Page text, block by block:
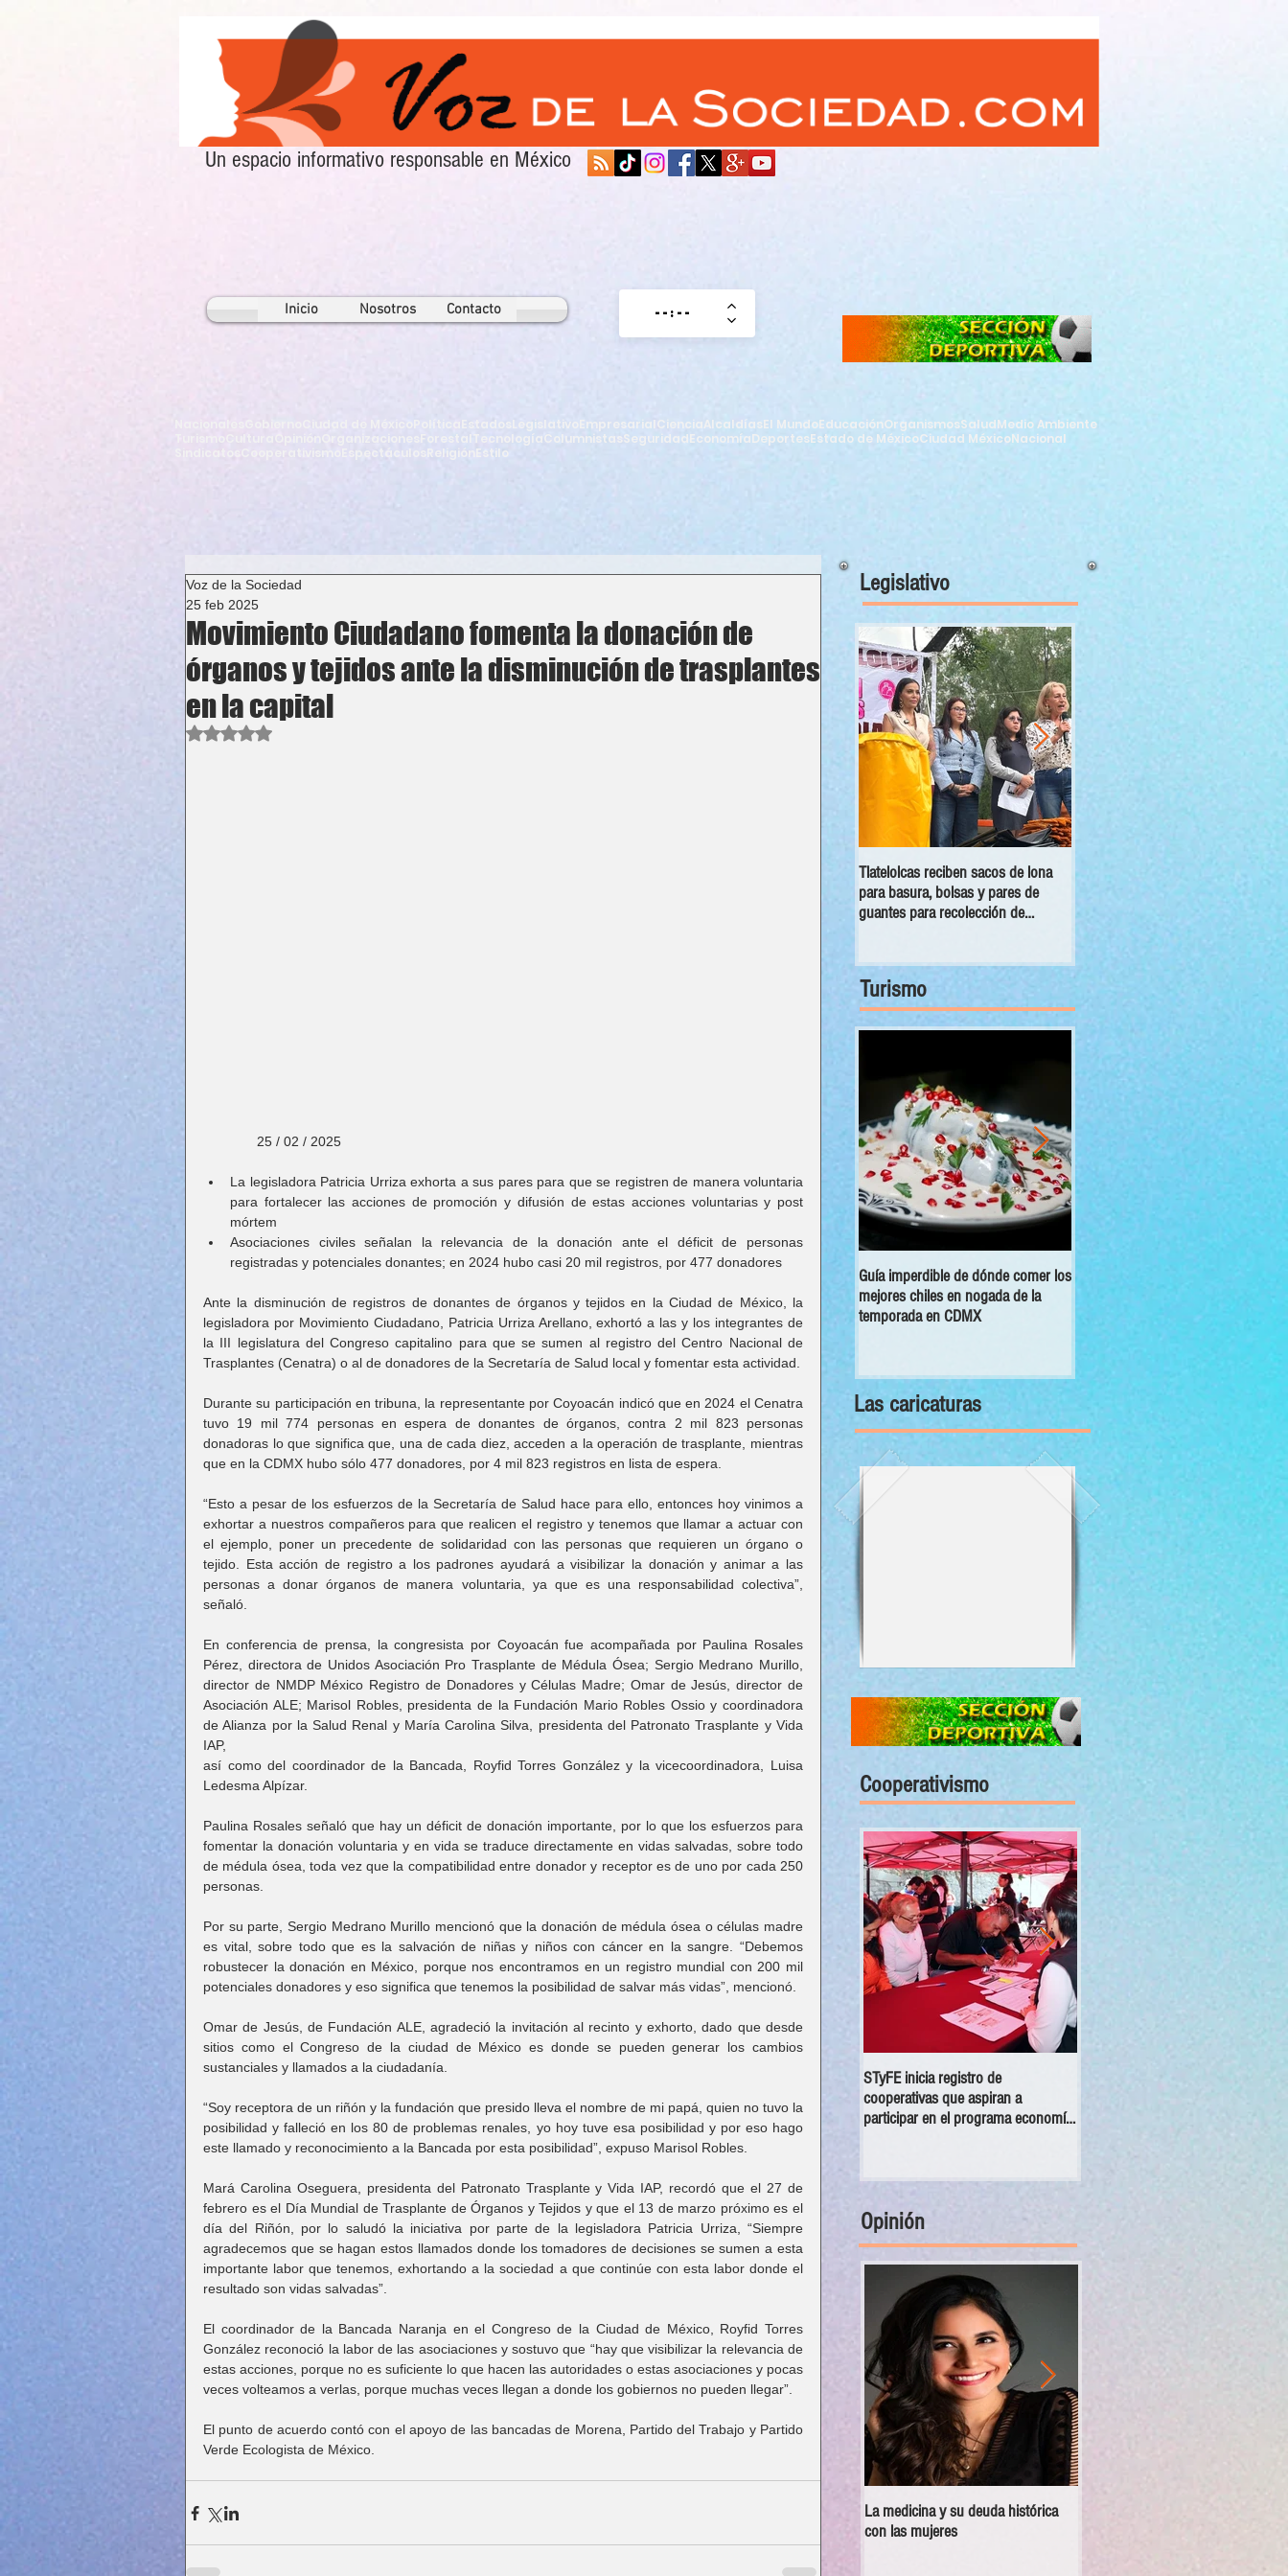
Un espacio informativo responsable en México
Inicio Nosotros Contacto
Política Estados Legislativo EmpresarialCienciaAlcaldíasEl MundoEducaciónOrganismosSaludMedio Ambiente
Forestal TecnologíaColumnistasSeguridadEconomíaDeportesEstado de MéxicoCiudad MéxicoNacional
Espectáculos Religión Estilo
Movimiento Ciudadano fomenta la donación de
órganos y tejidos ante la disminución de trasplantes
en la capital
Voz de la Sociedad
25 feb 2025
Obtuvo NaN de 5 estrellas.
              25 / 02 / 2025
La legisladora Patricia Urriza exhorta a sus pares para que se registren de manera voluntaria
para fortalecer las acciones de promoción y difusión de estas acciones voluntarias y post
mórtem
Asociaciones civiles señalan la relevancia de la donación ante el déficit de personas
registradas y potenciales donantes; en 2024 hubo casi 20 mil registros, por 477 donadores
Ante la disminución de registros de donantes de órganos y tejidos en la Ciudad de México, la
legisladora por Movimiento Ciudadano, Patricia Urriza Arellano, exhortó a las y los integrantes de
la III legislatura del Congreso capitalino para que se sumen al registro del Centro Nacional de
Trasplantes (Cenatra) o al de donadores de la Secretaría de Salud local y fomentar esta actividad.
Durante su participación en tribuna, la representante por Coyoacán indicó que en 2024 el Cenatra
tuvo 19 mil 774 personas en espera de donantes de órganos, contra 2 mil 823 personas
donadoras lo que significa que, una de cada diez, acceden a la operación de trasplante, mientras
que en la CDMX hubo sólo 477 donadores, por 4 mil 823 registros en lista de espera.
“Esto a pesar de los esfuerzos de la Secretaría de Salud hace para ello, entonces hoy vinimos a
exhortar a nuestros compañeros para que realicen el registro y tenemos que llamar a actuar con
el ejemplo, poner un precedente de solidaridad con las personas que requieren un órgano o
tejido. Esta acción de registro a los padrones ayudará a visibilizar la donación y animar a las
personas a donar órganos de manera voluntaria, ya que es una responsabilidad colectiva”,
señaló.
En conferencia de prensa, la congresista por Coyoacán fue acompañada por Paulina Rosales
Pérez, directora de Unidos Asociación Pro Trasplante de Médula Ósea; Sergio Medrano Murillo,
director de NMDP México Registro de Donadores y Células Madre; Omar de Jesús, director de
Asociación ALE; Marisol Robles, presidenta de la Fundación Mario Robles Ossio y coordinadora
de Alianza por la Salud Renal y María Carolina Silva, presidenta del Patronato Trasplante y Vida
IAP,
así como del coordinador de la Bancada, Royfid Torres González y la vicecoordinadora, Luisa
Ledesma Alpízar.
Paulina Rosales señaló que hay un déficit de donación importante, por lo que los esfuerzos para
fomentar la donación voluntaria y en vida se traduce directamente en vidas salvadas, sobre todo
de médula ósea, toda vez que la compatibilidad entre donador y receptor es de uno por cada 250
personas.
Por su parte, Sergio Medrano Murillo mencionó que la donación de médula ósea o células madre
es vital, sobre todo que es la salvación de niñas y niños con cáncer en la sangre. “Debemos
robustecer la donación en México, porque nos encontramos en un registro mundial con 200 mil
potenciales donadores y eso significa que tenemos la posibilidad de salvar más vidas”, mencionó.
Omar de Jesús, de Fundación ALE, agradeció la invitación al recinto y exhorto, dado que desde
sitios como el Congreso de la ciudad de México es donde se pueden generar los cambios
sustanciales y llamados a la ciudadanía.
“Soy receptora de un riñón y la fundación que presido lleva el nombre de mi papá, quien no tuvo la
posibilidad y falleció en los 80 de problemas renales, yo hoy tuve esa posibilidad y por eso hago
este llamado y reconocimiento a la Bancada por esta posibilidad”, expuso Marisol Robles.
Mará Carolina Oseguera, presidenta del Patronato Trasplante y Vida IAP, recordó que el 27 de
febrero es el Día Mundial de Trasplante de Órganos y Tejidos y que el 13 de marzo próximo es el
día del Riñón, por lo saludó la iniciativa por parte de la legisladora Patricia Urriza, “Siempre
agradecemos que se hagan estos llamados donde los tomadores de decisiones se sumen a esta
importante labor que tenemos, exhortando a la sociedad a que continúe con esta labor donde el
resultado son vidas salvadas”.
El coordinador de la Bancada Naranja en el Congreso de la Ciudad de México, Royfid Torres
González reconoció la labor de las asociaciones y sostuvo que “hay que visibilizar la relevancia de
estas acciones, porque no es suficiente lo que hacen las autoridades o estas asociaciones y pocas
veces volteamos a verlas, porque muchas veces llegan a donde los gobiernos no pueden llegar”.
El punto de acuerdo contó con el apoyo de las bancadas de Morena, Partido del Trabajo y Partido
Verde Ecologista de México.
Legislativo
Tlatelolcas reciben sacos de lona
para basura, bolsas y pares de
guantes para recolección de
GPPAN urge campaña para que
vecinos conecten sus cámaras al
C5
Turismo
Guía imperdible de dónde comer los
mejores chiles en nogada de la
temporada en CDMX
Sectur y Semarnat presentan el
primer Decálogo para impulsar una
inversión turística con bienestar y
Las caricaturas
Cooperativismo
STyFE inicia registro de
cooperativas que aspiran a
participar en el programa economía
Opinión
La medicina y su deuda histórica
con las mujeres